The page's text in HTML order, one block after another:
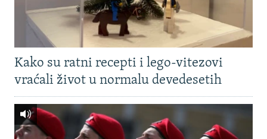
Kako su ratni recepti i lego-vitezovi
vraćali život u normalu devedesetih